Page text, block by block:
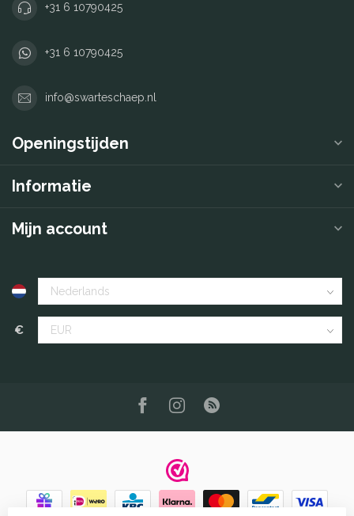
+31 6 10790425
+31 6 10790425
info@swarteschaep.nl
Openingstijden
Informatie
Mijn account
€